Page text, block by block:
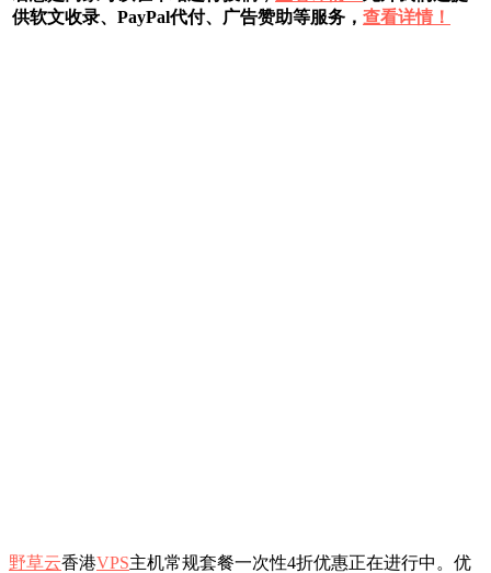
供软文收录、PayPal代付、广告赞助等服务， 查看详情！
野草云香港VPS主机常规套餐一次性4折优惠正在进行中。优